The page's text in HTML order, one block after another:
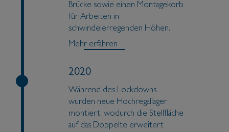
Brücke sowie einen Montagekorb
für Arbeiten in
schwindelerregenden Höhen.
Mehr erfahren
2020
Während des Lockdowns
wurden neue Hochregallager
montiert, wodurch die Stellfläche
auf das Doppelte erweitert